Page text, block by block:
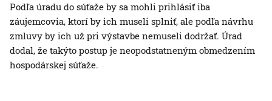
Podľa úradu do súťaže by sa mohli prihlásiť iba
záujemcovia, ktorí by ich museli splniť, ale podľa návrhu
zmluvy by ich už pri výstavbe nemuseli dodržať. Úrad
dodal, že takýto postup je neopodstatneným obmedzením
hospodárskej súťaže.